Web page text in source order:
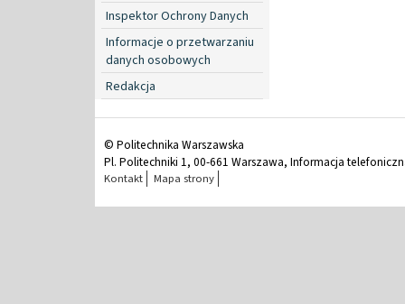
Inspektor Ochrony Danych
Informacje o przetwarzaniu
danych osobowych
Redakcja
© Politechnika Warszawska
Pl. Politechniki 1, 00-661 Warszawa, Informacja
Kontakt Mapa strony